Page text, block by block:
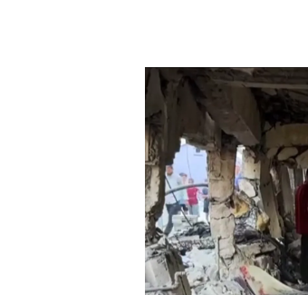
El hambre y las bombas del
PUEDE INTERESARTE
'La Voz de Hind', la
una niña asesinada
“Esperamos que
israelí", según